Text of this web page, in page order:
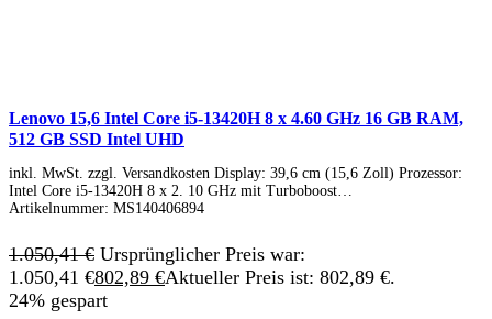
Lenovo 15,6 Intel Core i5-13420H 8 x 4.60 GHz 16 GB RAM,
512 GB SSD Intel UHD
inkl. MwSt. zzgl. Versandkosten Display: 39,6 cm (15,6 Zoll) Prozessor:
Intel Core i5-13420H 8 x 2. 10 GHz mit Turboboost…
Artikelnummer: MS140406894
1.050,41€ Ursprünglicher Preis war:
1.050,41 €802,89 €Aktueller Preis ist: 802,89 €.
24% gespart